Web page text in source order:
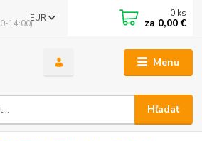
Menu
EUR
Hľadať
14:00)
0 ks
za 0,00 €